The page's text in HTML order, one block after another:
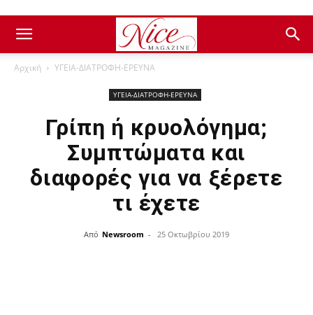
Αρχική ΥΓΕΙΑ-ΔΙΑΤΡΟΦΗ-ΕΡΕΥΝΑ
ΥΓΕΙΑ-ΔΙΑΤΡΟΦΗ-ΕΡΕΥΝΑ
Γρίπη ή κρυολόγημα;
Συμπτώματα και
διαφορές για να ξέρετε
τι έχετε
Από Newsroom - 25 Οκτωβρίου 2019